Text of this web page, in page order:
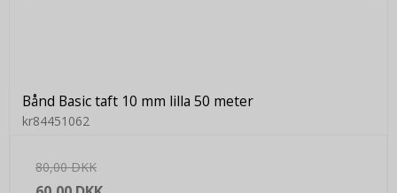
Bånd Basic taft 10 mm lilla 50 meter
kr84451062
80,00 DKK